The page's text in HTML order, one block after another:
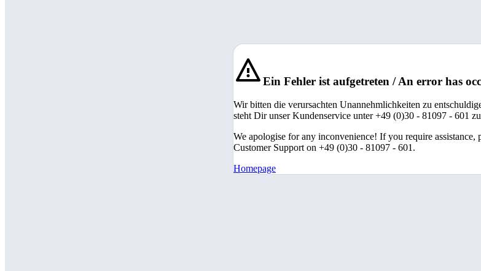
Ein Fehler ist aufgetreten / An error has
Wir bitten die verursachten Unannehmlichkeiten zu
steht Dir unser Kundenservice unter +49 (0)30 - 81097 - 601
We apologise for any inconvenience! If you require assistance,
Customer Support on +49 (0)30 - 81097 - 601.
Homepage